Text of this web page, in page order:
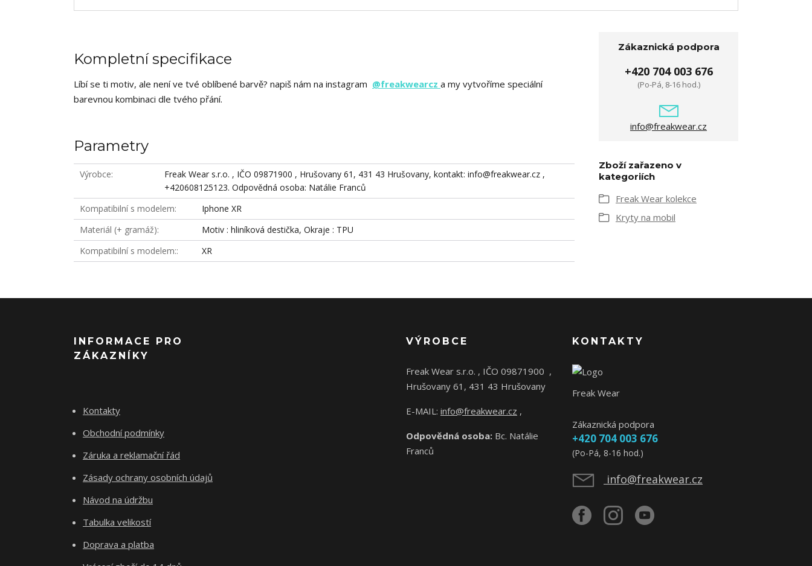
Kompletní specifikace
Líbí se ti motiv, ale není ve tvé oblíbené barvě? napiš nám na instagram @freakwearcz a my vytvoříme speciální
barevnou kombinaci dle tvého přání.
Parametry
Výrobce
Freak Wear s.r.o. , IČO 09871900 , Hrušovany 61, 431 43 Hrušovany, kontakt: info@freakwear.cz ,
+420608125123. Odpovědná osoba: Natálie Franců
Kompatibilní s modelem
Iphone XR
Materiál (+ gramáž)
Motiv : hliníková destička, Okraje : TPU
Kompatibilní s modelem:
XR
Zákaznická podpora
+420 704 003 676
(Po-Pá, 8-16 hod.)
info@freakwear.cz
Zboží zařazeno v
kategoriích
Freak Wear kolekce
Kryty na mobil
INFORMACE PRO
ZÁKAZNÍKY
Kontakty
Obchodní podmínky
Záruka a reklamační řád
Zásady ochrany osobních údajů
Návod na údržbu
Tabulka velikostí
Doprava a platba
VÝROBCE
Freak Wear s.r.o. , IČO 09871900 ,
Hrušovany 61, 431 43 Hrušovany
E-MAIL: info@freakwear.cz ,
Odpovědná osoba: Bc. Natálie
Franců
KONTAKTY
Freak Wear
Zákaznická podpora
+420 704 003 676
(Po-Pá, 8-16 hod.)
info@freakwear.cz